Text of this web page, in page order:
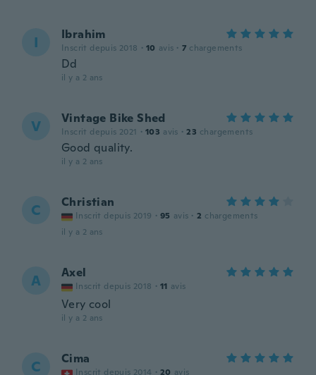
I Ibrahim
Inscrit depuis 2018 · 10 avis · 7 chargements
Dd
il y a 2 ans
V Vintage Bike Shed
Inscrit depuis 2021 · 103 avis · 23 chargements
Good quality.
il y a 2 ans
C Christian
Inscrit depuis 2019 · 95 avis · 2 chargements
il y a 2 ans
A Axel
Inscrit depuis 2018 · 11 avis
Very cool
il y a 2 ans
C Cima
Inscrit depuis 2014 · 20 avis